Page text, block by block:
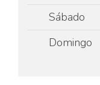
Sábado
Domingo